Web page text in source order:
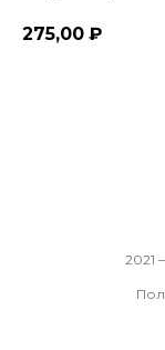
275,00 ₽
2021